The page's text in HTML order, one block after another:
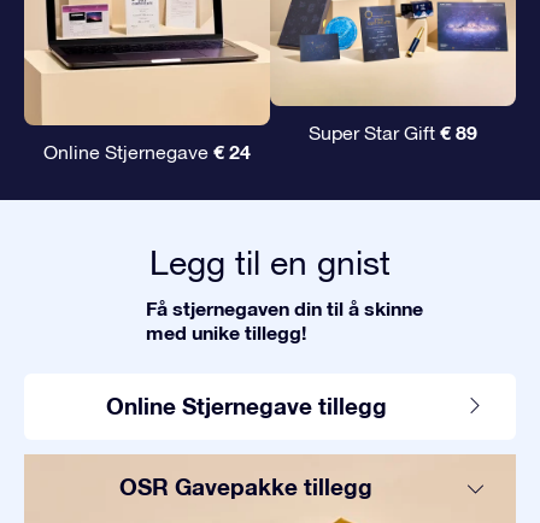
Online Stjernegave € 24
Super Star Gift € 89
Legg til en gnist
Få stjernegaven din til å skinne
med unike tillegg!
Online Stjernegave tillegg
OSR Gavepakke tillegg